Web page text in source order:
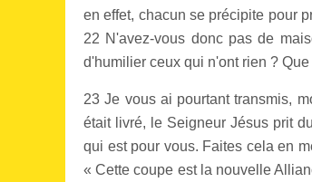
en effet, chacun se précipite pour
22 N'avez-vous donc pas de
d'humilier ceux qui n'ont rien ?
23 Je vous ai pourtant transmis,
était livré, le Seigneur Jésus prit
qui est pour vous. Faites cela en
« Cette coupe est la nouvelle